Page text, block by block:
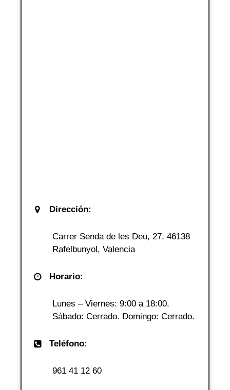
Dirección:
Carrer Senda de les Deu, 27, 46138
Rafelbunyol, Valencia
Horario:
Lunes – Viernes: 9:00 a 18:00.
Sábado: Cerrado. Domingo: Cerrado.
Teléfono:
961 41 12 60